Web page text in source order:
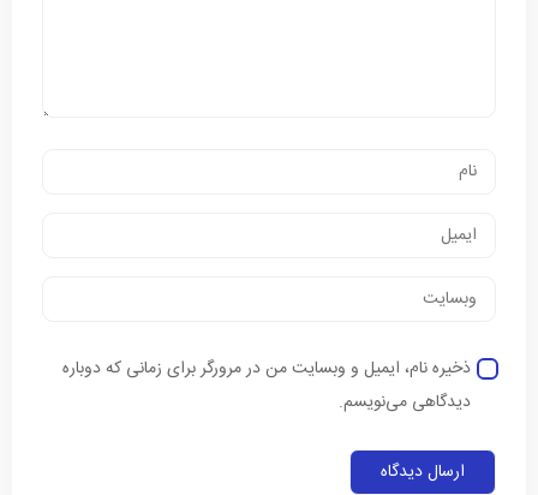
ذخیره نام، ایمیل و وبسایت من در مرورگر برای زمانی که دوباره
دیدگاهی می‌نویسم.